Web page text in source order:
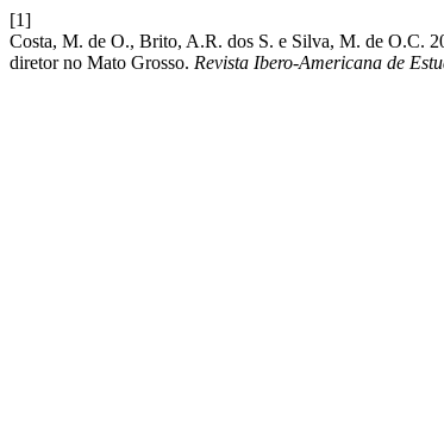
[1]
Costa, M. de O., Brito, A.R. dos S. e Silva, M. de O.C.
diretor no Mato Grosso. Revista Ibero-Americana de